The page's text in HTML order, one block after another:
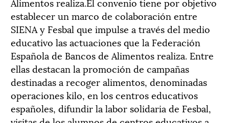
establecer un marco de colaboración entre
SIENA y Fesbal que impulse a través del medio
educativo las actuaciones que la Federación
Española de Bancos de Alimentos realiza. Entre
ellas destacan la promoción de campañas
destinadas a recoger alimentos, denominadas
operaciones kilo, en los centros educativos
españoles, difundir la labor solidaria de Fesbal,